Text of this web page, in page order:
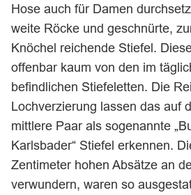
Hose auch für Damen
weite Röcke und geschnürte,
Knöchel reichende Stiefel.
offenbar kaum von den im
befindlichen Stiefeletten. Die
Lochverzierung lassen das auf
mittlere Paar als sogenannte
Karlsbader“ Stiefel erkennen.
Zentimeter hohen Absätze an
verwundern, waren so